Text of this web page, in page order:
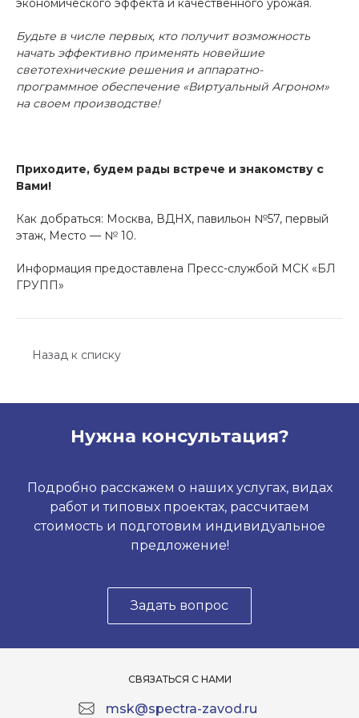
экономического эффекта и качественного урожая.
Будьте в числе первых, кто получит возможность
начать эффективно применять новейшие
светотехнические решения и аппаратно-
программное обеспечение «Виртуальный Агроном»
на своем производстве!
Приходите, будем рады встрече и знакомству с
Вами!
Как добраться: Москва, ВДНХ, павильон №57, первый
этаж, Место — № 10.
Информация предоставлена Пресс-службой МСК «БЛ
ГРУПП»
Назад к списку
Нужна консультация?
Подробно расскажем о наших услугах, видах
работ и типовых проектах, рассчитаем
стоимость и подготовим индивидуальное
предложение!
Задать вопрос
СВЯЗАТЬСЯ С НАМИ
msk@spectra-zavod.ru